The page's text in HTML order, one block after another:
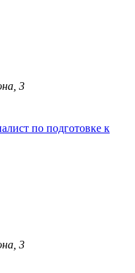
3
по подготовке к
3